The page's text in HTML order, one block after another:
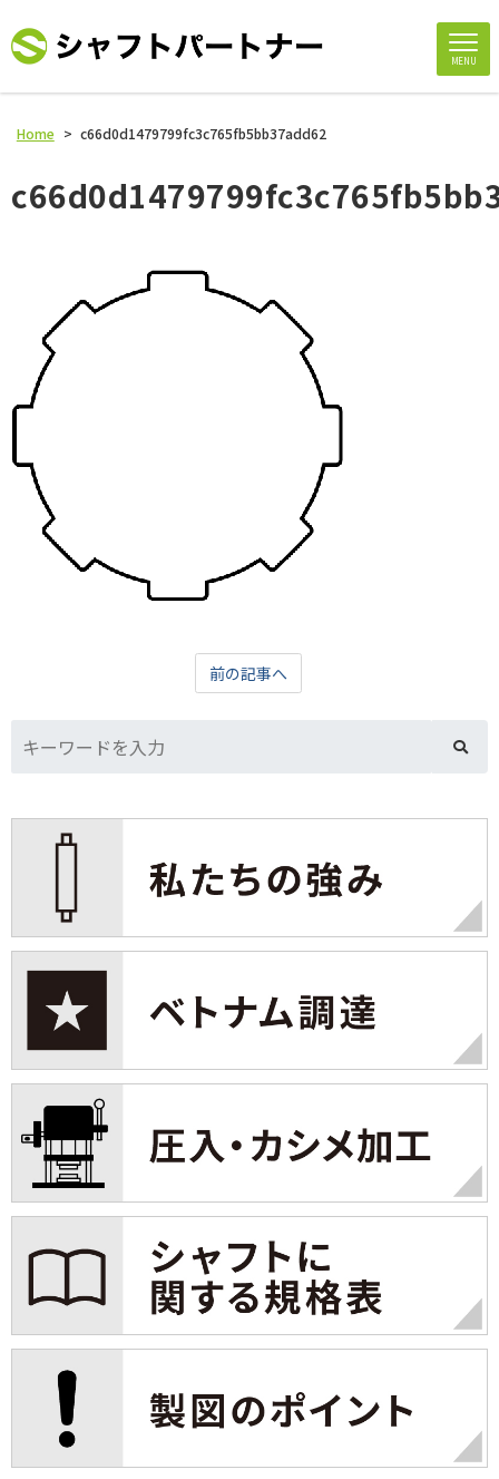
MENU
Home > c66d0d1479799fc3c765fb5bb37add62
前の記事へ